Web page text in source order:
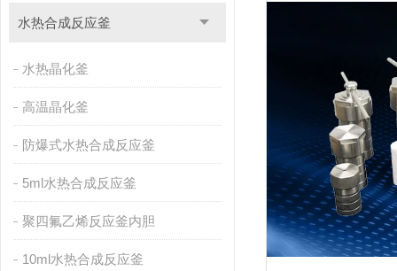
水热合成反应釜
水热晶化釜
高温晶化釜
防爆式水热合成反应釜
5ml水热合成反应釜
聚四氟乙烯反应釜内胆
10ml水热合成反应釜